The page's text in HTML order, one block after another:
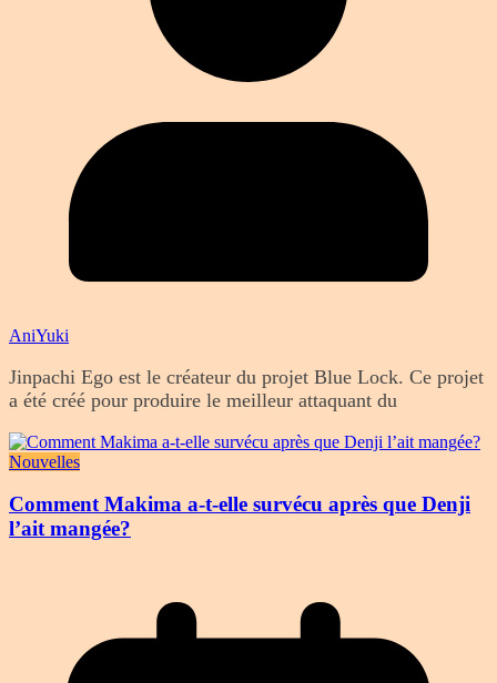
AniYuki
Jinpachi Ego est le créateur du projet Blue Lock. Ce projet
a été créé pour produire le meilleur attaquant du
Nouvelles
Comment Makima a-t-elle survécu après que Denji
l’ait mangée?